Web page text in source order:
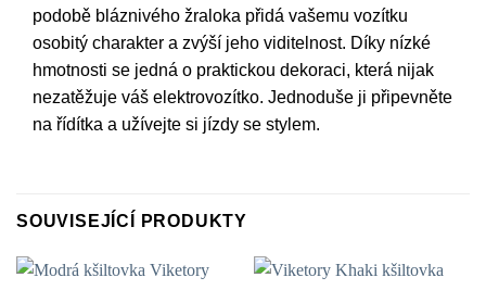
podobě bláznivého žraloka přidá vašemu vozítku
osobitý charakter a zvýší jeho viditelnost. Díky nízké
hmotnosti se jedná o praktickou dekoraci, která nijak
nezatěžuje váš elektrovozítko. Jednoduše ji připevněte
na řídítka a užívejte si jízdy se stylem.
SOUVISEJÍCÍ PRODUKTY